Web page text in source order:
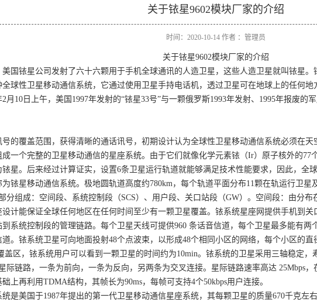
关于铱星9602模块厂家的介绍
时间：2020-10-14 作者 ：管理员
关于铱星9602模块厂家的介绍
美国铱星公司发射了六十六颗用于手机全球通讯的人造卫星，这些人造卫星就叫铱星
球性卫星移动通信系统，它通过使用卫星手持电话机，透过卫星可在地球上的任何
月10日上午，美国1997年发射的“铱星33号”与一颗俄罗斯1993年发射、1995年报废的
号的覆盖范围，获得清晰的通话讯号，初期设计认为全球性卫星移动通信系统必须在
成一个完整的卫星移动通信的星座系统。由于它们就像化学元素铱（Ir）原子核外的77
星。后来经过计算证实，设置6条卫星运行轨道就能够满足技术性能要求，因此，全
铱星移动通信系统。极地圆轨道高度约780km，每个轨道平面分布11颗在轨运行卫星
分组成：空间段、系统控制段（SCS）、用户段、关口站段（GW）。空间段：由分
设计能保证全球任何地区在任何时间至少有一颗卫星覆盖。铱系统星座网提供手机到
系统控制段的管理链路。每个卫星天线可提供960 条话音信道，每个卫星最多能有
道。铱系统卫星可向地面投射48个点波束，以形成48个相同小区的网络，每个小区的
盖区，铱系统用户可以看到一颗卫星的时间约为10min。铱系统的卫星采用三轴稳定，
际链路，一条为前向，一条为反向，另两条为交叉连接。星际链路速率高达 25Mbps
上再利用TDMA结构，其帧长为90ms，每帧可支持4个50kbps用户连接。
是美国于1987年提出的第一代卫星移动通信星座系统，其每颗卫星的质量670千克左